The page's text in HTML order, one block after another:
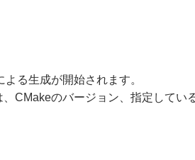
る生成が開始されます。
CMakeのバージョン、指定してい